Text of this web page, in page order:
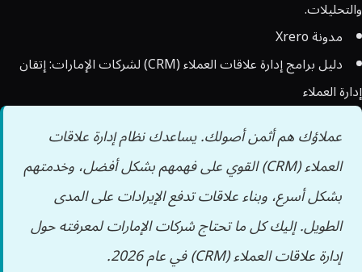
تسجيل الدخول
والتحليلات.
مدونة Xrero
دليل برامج إدارة علاقات العملاء (CRM) لشركات الإمارات: إتقان
إدارة العملاء
عملاؤك هم أثمن أصولك. يساعدك نظام إدارة علاقات
العملاء (CRM) القوي على فهمهم بشكل أفضل، وخدمتهم
بشكل أسرع، وبناء علاقات تدفع الإيرادات على المدى
الطويل. إليك كل ما تحتاج شركات الإمارات لمعرفته حول
إدارة علاقات العملاء (CRM) في عام 2026.